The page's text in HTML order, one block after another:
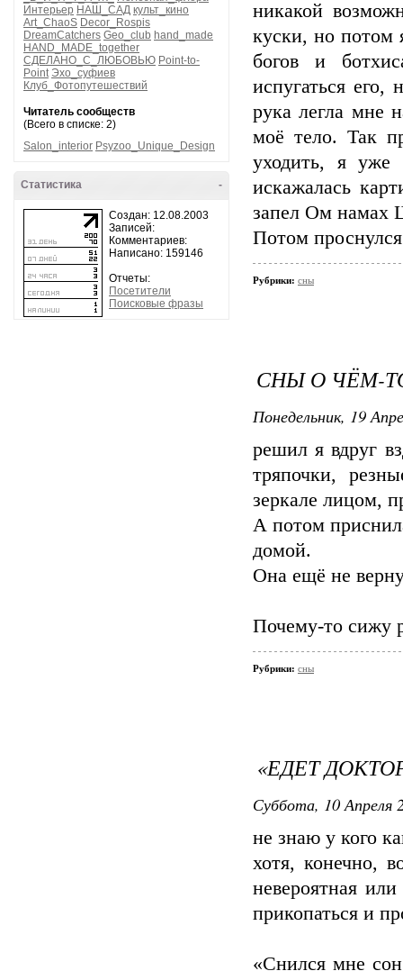
Интерьер НАШ_САД культ_кино
Art_ChaoS Decor_Rospis
DreamCatchers Geo_club hand_made
HAND_MADE_together
СДЕЛАНО_С_ЛЮБОВЬЮ Point-to-
Point Эхо_суфиев
Клуб_Фотопутешествий
Читатель сообществ
(Всего в списке: 2)
Salon_interior Psyzoo_Unique_Design
-
Статистика
Создан: 12.08.2003
Записей:
Комментариев:
Написано: 159146
Отчеты:
Посетители
Поисковые фразы
никакой
куски, но потом
богов и
испугаться его,
рука легла мне
моё тело. Так
уходить, я уже
искажалась
запел Ом намах
Потом
Рубрики: сны
СНЫ О ЧЁМ-
Понедельник, 19
решил я вдруг
тряпочки,
зеркале лицом,
А потом
домой.
Она ещё не
Почему-то сижу
Рубрики: сны
«ЕДЕТ
Суббота, 10 Апреля
не знаю у кого
хотя, конечно,
невероятная
прикопаться и
«Снился мне